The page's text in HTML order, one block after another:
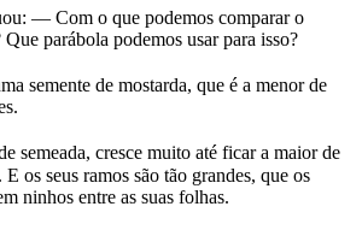
— Com o que podemos comparar o
parábola podemos usar para isso?
semente de mostarda, que é a menor de
semeada, cresce muito até ficar a maior de
E os seus ramos são tão grandes, que os
ninhos entre as suas folhas.